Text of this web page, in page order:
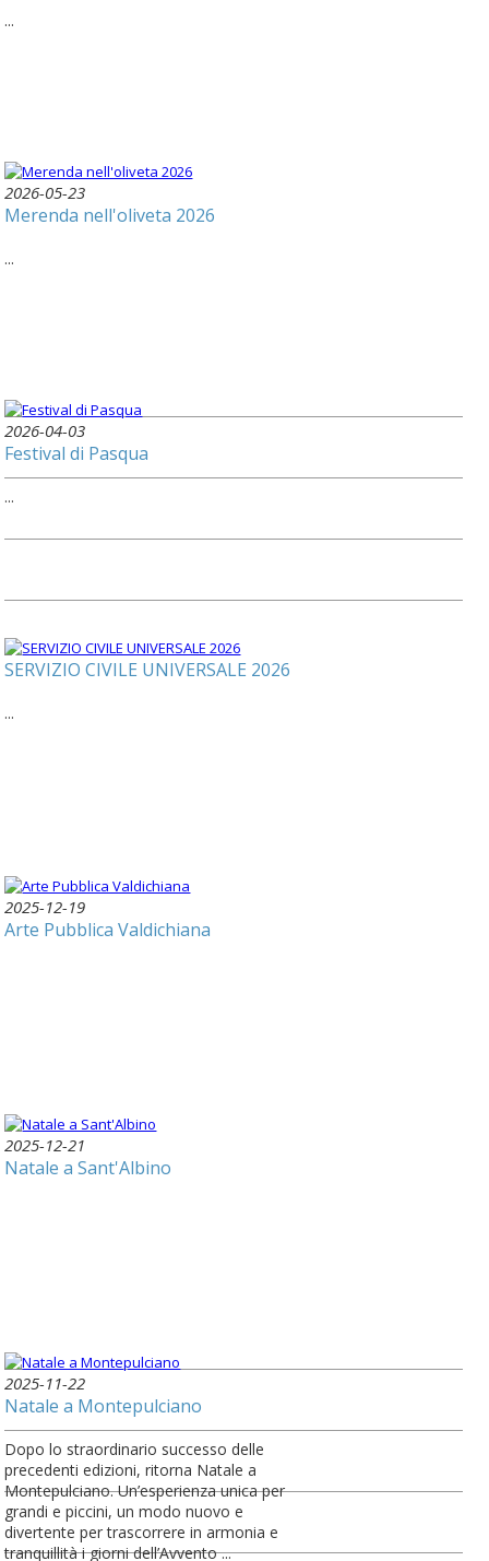
...
2026-05-23
Merenda nell'oliveta 2026
...
2026-04-03
Festival di Pasqua
...
SERVIZIO CIVILE UNIVERSALE 2026
...
2025-12-19
Arte Pubblica Valdichiana
2025-12-21
Natale a Sant'Albino
2025-11-22
Natale a Montepulciano
Dopo lo straordinario successo delle
precedenti edizioni, ritorna Natale a
Montepulciano. Un’esperienza unica per
grandi e piccini, un modo nuovo e
divertente per trascorrere in armonia e
tranquillità i giorni dell’Avvento ...